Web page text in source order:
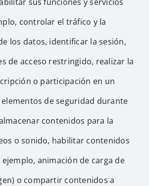
controlar el tráfico y la
los datos, identificar la sesión,
de acceso restringido, realizar la
o participación en un
de seguridad durante
contenidos para la
o sonido, habilitar contenidos
animación de carga de
o compartir contenidos a